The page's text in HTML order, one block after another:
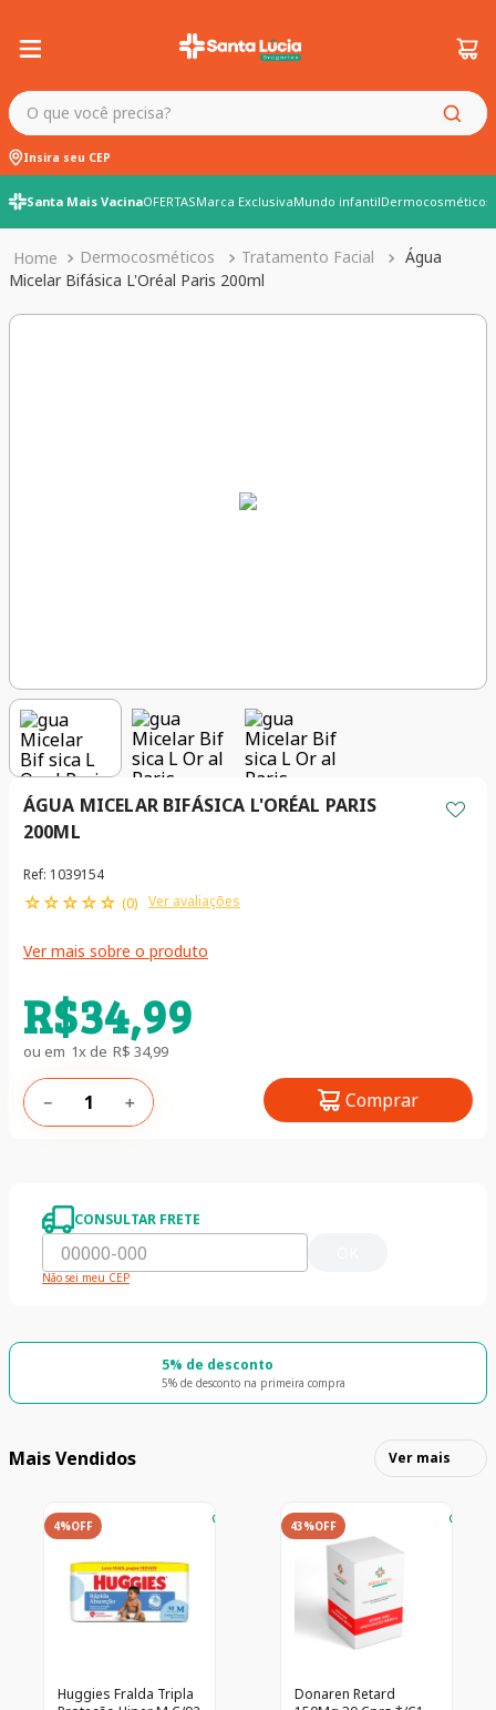
O que você precisa?
Insira seu CEP
Santa Mais VacinaOFERTASMarca ExclusivaMundo infantilDermocosméticos
Dermocosméticos Tratamento Facial
Água
Micelar Bifásica L'Oréal Paris 200ml
ÁGUA MICELAR BIFÁSICA L'ORÉAL PARIS
200ML
Ref: 1039154
☆☆☆☆☆ (0) Ver avaliações
Ver mais sobre o produto
R$34,99
ou em 1x de R$ 34,99
＋
－ Comprar
CONSULTAR FRETE
Não sei meu CEP
5% de desconto
5% de desconto na primeira compra
Mais Vendidos Ver mais
4%OFF
Huggies Fralda Tripla
43%OFF
Donaren Retard